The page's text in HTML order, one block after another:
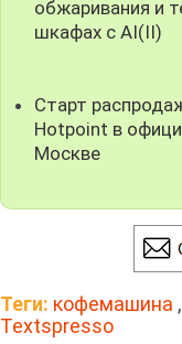
обжаривания и
шкафах с AI(II)
Старт
Hotpoint в
Москве
Теги: кофемашина ,
Textspresso